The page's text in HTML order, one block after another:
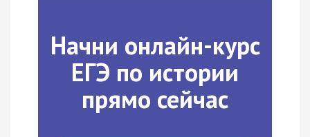
Начни онлайн-курс
ЕГЭ по истории
прямо сейчас